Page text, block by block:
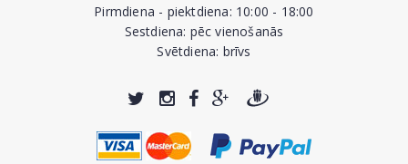
Pirmdiena - piektdiena: 10:00 - 18:00
Sestdiena: pēc vienošanās
Svētdiena: brīvs